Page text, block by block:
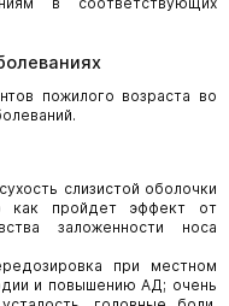
пожилого возраста во
слизистой оболочки
как пройдет эффект от
заложенности носа
при местном
и повышению АД; очень